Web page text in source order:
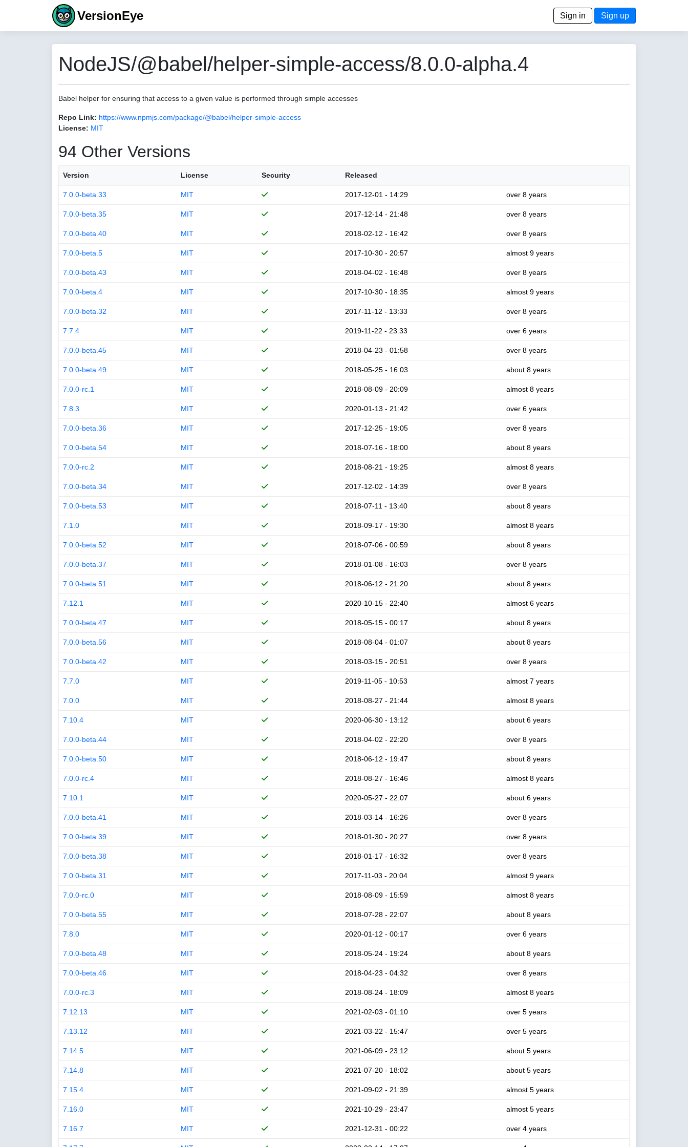
VersionEye Sign in Sign up
NodeJS/@babel/helper-simple-access/8.0.0-alpha.4
Babel helper for ensuring that access to a given value is performed through simple accesses
Repo Link: https://www.npmjs.com/package/@babel/helper-simple-access
License: MIT
94 Other Versions
Version License Security Released
7.0.0-beta.33 MIT 2017-12-01 - 14:29 over 8 years
7.0.0-beta.35 MIT 2017-12-14 - 21:48 over 8 years
7.0.0-beta.40 MIT 2018-02-12 - 16:42 over 8 years
7.0.0-beta.5 MIT 2017-10-30 - 20:57 almost 9 years
7.0.0-beta.43 MIT 2018-04-02 - 16:48 over 8 years
7.0.0-beta.4 MIT 2017-10-30 - 18:35 almost 9 years
7.0.0-beta.32 MIT 2017-11-12 - 13:33 over 8 years
7.7.4 MIT 2019-11-22 - 23:33 over 6 years
7.0.0-beta.45 MIT 2018-04-23 - 01:58 over 8 years
7.0.0-beta.49 MIT 2018-05-25 - 16:03 about 8 years
7.0.0-rc.1 MIT 2018-08-09 - 20:09 almost 8 years
7.8.3 MIT 2020-01-13 - 21:42 over 6 years
7.0.0-beta.36 MIT 2017-12-25 - 19:05 over 8 years
7.0.0-beta.54 MIT 2018-07-16 - 18:00 about 8 years
7.0.0-rc.2 MIT 2018-08-21 - 19:25 almost 8 years
7.0.0-beta.34 MIT 2017-12-02 - 14:39 over 8 years
7.0.0-beta.53 MIT 2018-07-11 - 13:40 about 8 years
7.1.0 MIT 2018-09-17 - 19:30 almost 8 years
7.0.0-beta.52 MIT 2018-07-06 - 00:59 about 8 years
7.0.0-beta.37 MIT 2018-01-08 - 16:03 over 8 years
7.0.0-beta.51 MIT 2018-06-12 - 21:20 about 8 years
7.12.1 MIT 2020-10-15 - 22:40 almost 6 years
7.0.0-beta.47 MIT 2018-05-15 - 00:17 about 8 years
7.0.0-beta.56 MIT 2018-08-04 - 01:07 about 8 years
7.0.0-beta.42 MIT 2018-03-15 - 20:51 over 8 years
7.7.0 MIT 2019-11-05 - 10:53 almost 7 years
7.0.0 MIT 2018-08-27 - 21:44 almost 8 years
7.10.4 MIT 2020-06-30 - 13:12 about 6 years
7.0.0-beta.44 MIT 2018-04-02 - 22:20 over 8 years
7.0.0-beta.50 MIT 2018-06-12 - 19:47 about 8 years
7.0.0-rc.4 MIT 2018-08-27 - 16:46 almost 8 years
7.10.1 MIT 2020-05-27 - 22:07 about 6 years
7.0.0-beta.41 MIT 2018-03-14 - 16:26 over 8 years
7.0.0-beta.39 MIT 2018-01-30 - 20:27 over 8 years
7.0.0-beta.38 MIT 2018-01-17 - 16:32 over 8 years
7.0.0-beta.31 MIT 2017-11-03 - 20:04 almost 9 years
7.0.0-rc.0 MIT 2018-08-09 - 15:59 almost 8 years
7.0.0-beta.55 MIT 2018-07-28 - 22:07 about 8 years
7.8.0 MIT 2020-01-12 - 00:17 over 6 years
7.0.0-beta.48 MIT 2018-05-24 - 19:24 about 8 years
7.0.0-beta.46 MIT 2018-04-23 - 04:32 over 8 years
7.0.0-rc.3 MIT 2018-08-24 - 18:09 almost 8 years
7.12.13 MIT 2021-02-03 - 01:10 over 5 years
7.13.12 MIT 2021-03-22 - 15:47 over 5 years
7.14.5 MIT 2021-06-09 - 23:12 about 5 years
7.14.8 MIT 2021-07-20 - 18:02 about 5 years
7.15.4 MIT 2021-09-02 - 21:39 almost 5 years
7.16.0 MIT 2021-10-29 - 23:47 almost 5 years
7.16.7 MIT 2021-12-31 - 00:22 over 4 years